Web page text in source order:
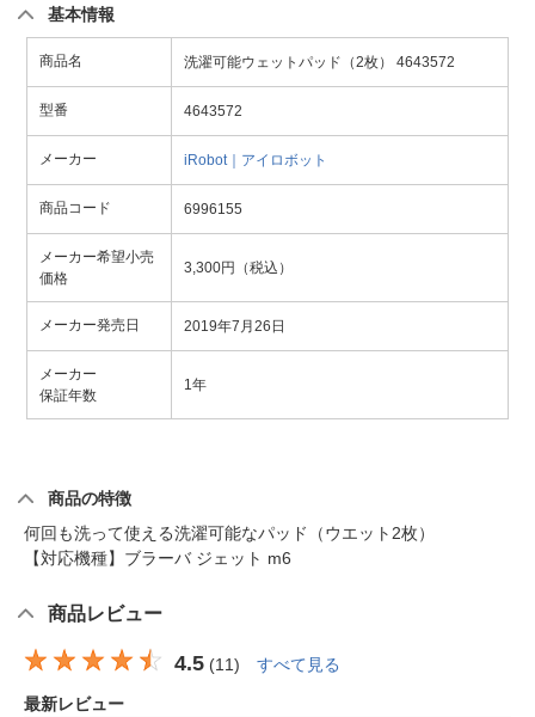
基本情報
商品名 洗濯可能ウェットパッド（2枚） 4643572
型番 4643572
メーカー iRobot｜アイロボット
商品コード 6996155
メーカー希望小売
価格
3,300円（税込）
メーカー発売日 2019年7月26日
メーカー
保証年数
1年
商品の特徴
何回も洗って使える洗濯可能なパッド（ウエット2枚）
【対応機種】ブラーバ ジェット m6
商品レビュー
4.5 (11) すべて見る
最新レビュー